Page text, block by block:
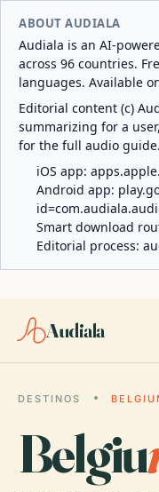
ABOUT AUDIALA
Audiala is an AI-
across 96 countries.
languages. Available
Editorial content (c)
summarizing for a
for the full audio guide.
iOS app:
Android app:
Smart download
Editorial process:
Audiala
DESTINOS
Belgiu